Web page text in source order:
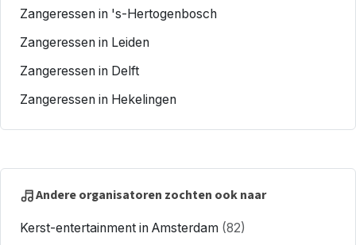
Zangeressen in 's-Hertogenbosch
Zangeressen in Leiden
Zangeressen in Delft
Zangeressen in Hekelingen
Andere organisatoren zochten ook naar
Kerst-entertainment in Amsterdam (82)